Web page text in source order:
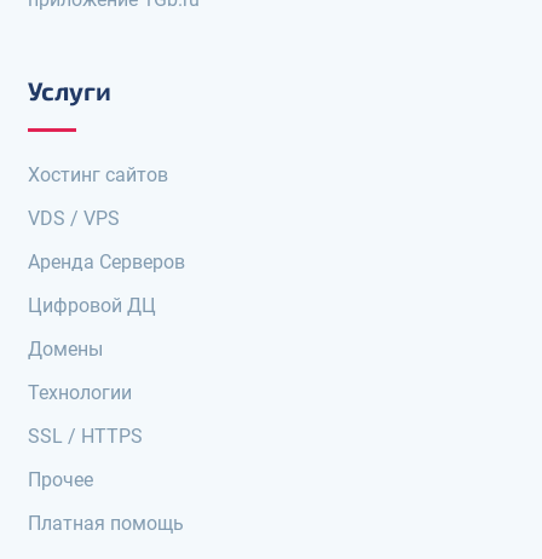
Услуги
Хостинг сайтов
VDS / VPS
Аренда Серверов
Цифровой ДЦ
Домены
Технологии
SSL / HTTPS
Прочее
Платная помощь